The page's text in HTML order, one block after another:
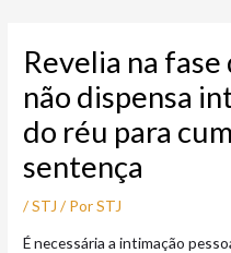
conteúdoRevelia na
não dispensa
do réu para
sentença
/STJ / PorSTJ
​É necessária a intimação